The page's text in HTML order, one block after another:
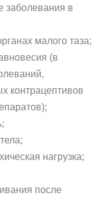
заболевания в
малого таза;
(в
контрацептивов
нагрузка;
после